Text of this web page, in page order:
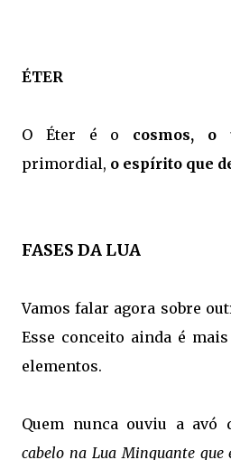
ÉTER
O Éter é o cosmos, o
primordial, o espírito que
FASES DA LUA
Vamos falar agora sobre
Esse conceito ainda é
elementos.
Quem nunca ouviu a avó
cabelo na Lua Minguante que